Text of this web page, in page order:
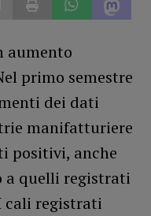
aumento
primo semestre
dei dati
manifatturiere
positivi, anche
a quelli registrati
cali registrati